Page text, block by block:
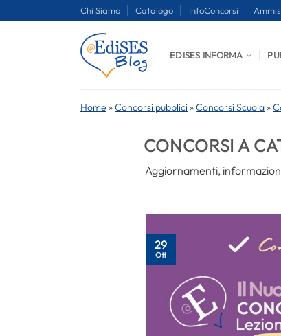
Chi Siamo Catalogo InfoConcorsi
EDISES INFORMA
Home »Concorsi pubblici »Concorsi Scuola »
CONCORSI A
Aggiornamenti,
29
Ott